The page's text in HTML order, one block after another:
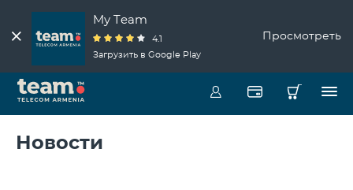
My Team
4.1
Загрузить в Google Play
Просмотреть
Новости